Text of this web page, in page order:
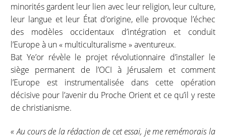
minorités gardent leur lien avec leur religion, leur culture,
leur langue et leur État d’origine, elle provoque l’échec
des modèles occidentaux d’intégration et conduit
l’Europe à un « multiculturalisme » aventureux.
Bat Ye’or révèle le projet révolutionnaire d’installer le
siège permanent de l’OCI à Jérusalem et comment
l’Europe est instrumentalisée dans cette opération
décisive pour l’avenir du Proche Orient et ce qu’il y reste
de christianisme.
« Au cours de la rédaction de cet essai, je me remémorais la